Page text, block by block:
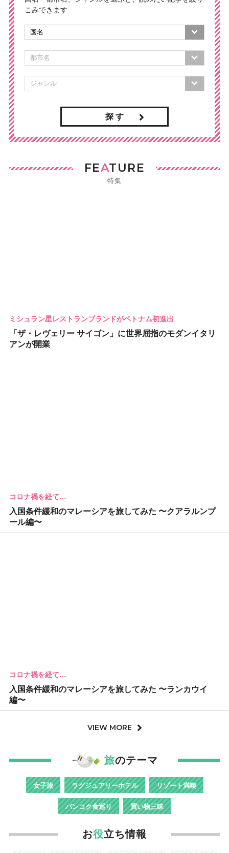
こみできます
探 す
FEATURE
特集
ミシュラン星レストランブランドがベトナム初進出
「ザ・レヴェリー サイゴン」に世界屈指のモダンイタリ
アンが開業
コロナ禍を経て…
入国条件緩和のマレーシアを旅してみた 〜クアラルンプ
ール編〜
コロナ禍を経て…
入国条件緩和のマレーシアを旅してみた 〜ランカウイ
編〜
VIEW MORE
旅のテーマ
女子旅 ラグジュアリーホテル リゾート満喫
バンコク食巡り 買い物三昧
お役立ち情報